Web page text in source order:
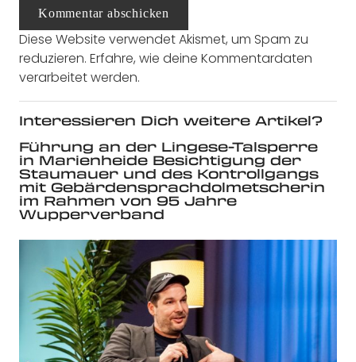
Kommentar abschicken
Diese Website verwendet Akismet, um Spam zu
reduzieren. Erfahre, wie deine Kommentardaten
verarbeitet werden.
Interessieren Dich weitere Artikel?
Führung an der Lingese-Talsperre
in Marienheide Besichtigung der
Staumauer und des Kontrollgangs
mit Gebärdensprachdolmetscherin
im Rahmen von 95 Jahre
Wupperverband